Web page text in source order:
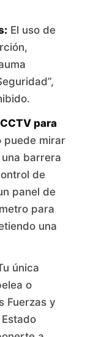
El uso de
para
puede mirar
barrera
de
panel de
para
una
única
o
Fuerzas y